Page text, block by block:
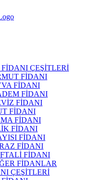
ÇEŞİTLERİ
FİDANI
FİDANI
FİDANI
FİDANI
FİDANI
FİDANI
FİDANI
FİDANI
FİDANI
FİDANI
FİDANLAR
ÇEŞİTLERİ